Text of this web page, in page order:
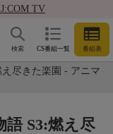
TV
CS番組一覧 番組表
検索
尽きた楽園 - アニマ
S3:燃え尽